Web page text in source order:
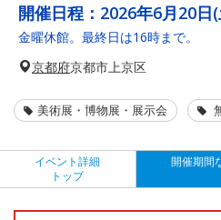
開催日程： 2026年6月20日
金曜休館。最終日は16時まで。
京都府京都市上京区
美術展・博物展・展示会
イベント詳細
トップ
開催期間